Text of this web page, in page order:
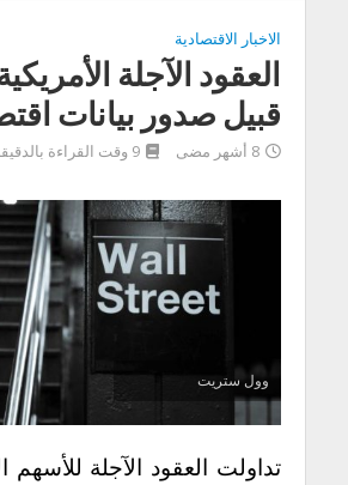
الاخبار الاقتصادية
العقود الآجلة
قبيل صدور بيانات
8 أشهر مضى 9 وقت القراءة بالدقيقة
وول ستريت
تداولت العقود الآجلة للأسهم